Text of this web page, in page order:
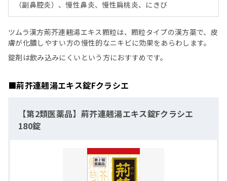
（副鼻腔炎）、慢性鼻炎、慢性扁桃炎、にきび
ツムラ漢方荊芥連翹湯エキス顆粒は、顆粒タイプの漢方薬で、皮
膚が化膿しやすい方の慢性的なニキビに効果をあらわします。
錠剤は飲み込みにくいという方におすすめです。
■荊芥連翹湯エキス錠Fクラシエ
【第2類医薬品】荊芥連翹湯エキス錠Fクラシエ
180錠